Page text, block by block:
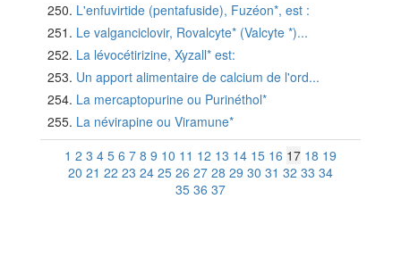
L'enfuvirtide (pentafuside), Fuzéon*, est :
Le valganciclovir, Rovalcyte* (Valcyte *)...
La lévocétirizine, Xyzall* est:
Un apport alimentaire de calcium de l'ord...
La mercaptopurine ou Purinéthol*
La névirapine ou Viramune*
1 2 3 4 5 6 7 8 9 10 11 12 13 14 15 16 17 18 19
20 21 22 23 24 25 26 27 28 29 30 31 32 33 34
35 36 37